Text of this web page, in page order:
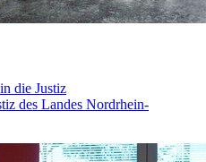
die Justiz
des Landes Nordrhein-